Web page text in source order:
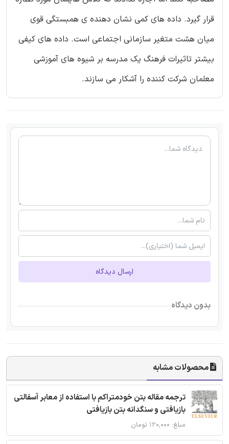
قرار گیرد. داده های کمی نشان دهنده ی همبستگی قوی
میان هشت متغیر سازمانی اجتماعی است. داده های کیفی
بیشتر تاثیرات فرهنگ یک مدرسه بر شیوه های آموزشی
معلمان شرکت کننده را آشکار می سازند.
ارسال دیدگاه
بدون دیدگاه
محصولات مشابه
ترجمه مقاله بتن خودمتراکم با استفاده از معابر آسفالتی
بازیافتی و سنگدانه بتن بازیافتی
مبلغ: ۱۲۰,۰۰۰ تومان